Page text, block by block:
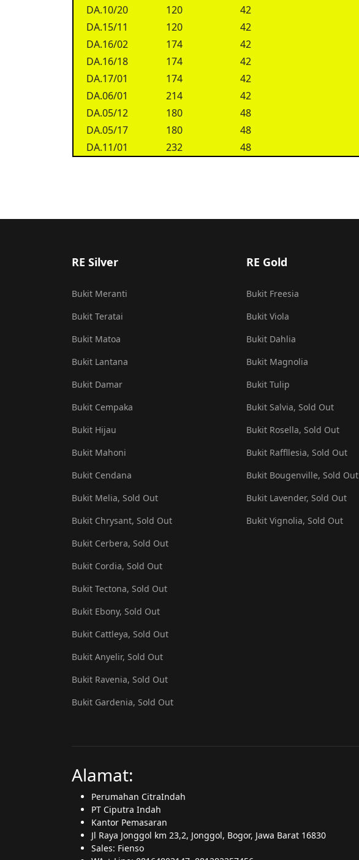
DA.10/20
120
42
DA.15/11
120
42
DA.16/02
174
42
DA.16/18
174
42
DA.17/01
174
42
DA.06/01
214
42
DA.05/12
180
48
DA.05/17
180
48
DA.11/01
232 48
RE Silver
Bukit Meranti
Bukit Teratai
Bukit Matoa
Bukit Lantana
Bukit Damar
Bukit Cempaka
Bukit Hijau
Bukit Mahoni
Bukit Cendana
Bukit Melia, Sold Out
Bukit Chrysant, Sold Out
Bukit Cerbera, Sold Out
Bukit Cordia, Sold Out
Bukit Tectona, Sold Out
Bukit Ebony, Sold Out
Bukit Cattleya, Sold Out
Bukit Anyelir, Sold Out
Bukit Ravenia, Sold Out
Bukit Gardenia, Sold Out
RE Gold
Bukit Freesia
Bukit Viola
Bukit Dahlia
Bukit Magnolia
Bukit Tulip
Bukit Salvia, Sold Out
Bukit Rosella, Sold Out
Bukit Raffllesia, Sold Out
Bukit Bougenville, Sold Out
Bukit Lavender, Sold Out
Bukit Vignolia, Sold Out
Alamat:
Perumahan CitraIndah
PT Ciputra Indah
Kantor Pemasaran
Jl Raya Jonggol km 23,2, Jonggol, Bogor, Jawa Barat 16830
Sales: Fienso